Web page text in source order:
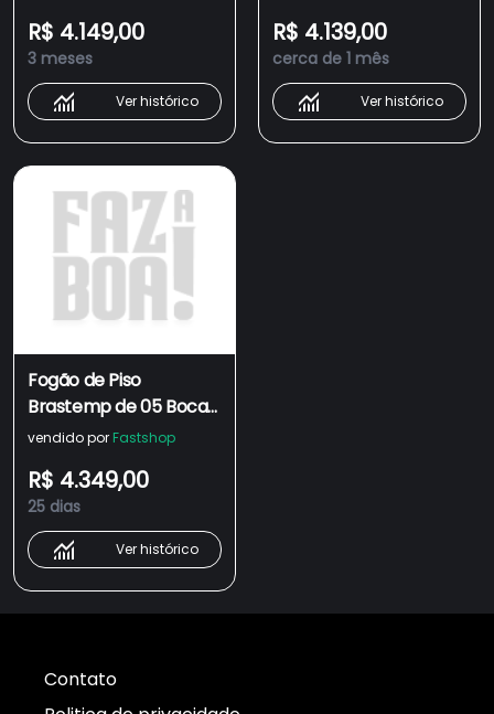
R$ 4.149,00
3 meses
Ver histórico
Pro Preto - BFD5LAE
R$ 4.139,00
cerca de 1 mês
Ver histórico
Fogão de Piso
Brastemp de 05 Bocas
com Duplo Forno e
Pro Preto - BFD5LAE
vendido por Fastshop
R$ 4.349,00
25 dias
Ver histórico
Contato